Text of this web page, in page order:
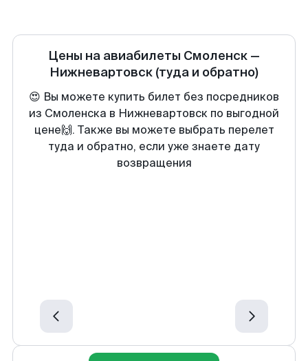
Цены на авиабилеты Смоленск —
Нижневартовск (туда и обратно)
😍 Вы можете купить билет без посредников
из Смоленска в Нижневартовск по выгодной
цене🙌. Также вы можете выбрать перелет
туда и обратно, если уже знаете дату
возвращения